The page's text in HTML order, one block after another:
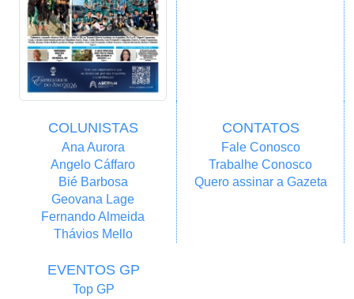
COLUNISTAS
Ana Aurora
Angelo Cáffaro
Bié Barbosa
Geovana Lage
Fernando Almeida
Thávios Mello
CONTATOS
Fale Conosco
Trabalhe Conosco
Quero assinar a Gazeta
EVENTOS GP
Top GP